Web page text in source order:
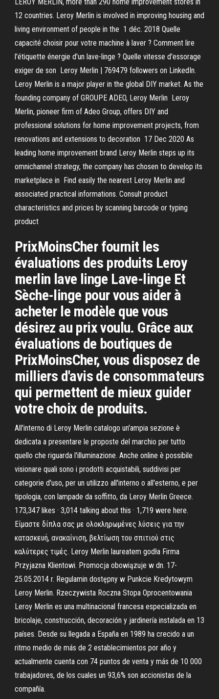
12 countries. Leroy Merlin is involved in improving housing and
living environment of people in the 1 déc. 2018 Quelle
capacité choisir pour votre machine à laver ? Comment lire
l'étiquette énergie d'un lave-linge ? Quelle vitesse d'essorage
exiger de son Leroy Merlin | 769479 followers on LinkedIn.
Leroy Merlin is a major player in the global DIY market. As the
founding company of GROUPE ADEO, Leroy Merlin Leroy
Merlin, pioneer firm of Adeo Group, offers DIY and
professional solutions for home improvement projects, from
renovations and extensions to decoration 17 Dec 2020 As
leading home improvement brand Leroy Merlin steps up its
omnichannel strategy, the company has chosen to develop its
marketplace in Find easily the nearest Leroy Merlin and
associated practical informations. Consult product
characteristics and prices by scanning barcode or typing
product
PrixMoinsCher fournit les
évaluations des produits Leroy
merlin lave linge Lave-linge Et
Sèche-linge pour vous aider à
acheter le modèle que vous
désirez au prix voulu. Grâce aux
évaluations de boutiques de
PrixMoinsCher, vous disposez de
milliers d'avis de consommateurs
qui permettent de mieux guider
votre choix de produits.
All'interno di Leroy Merlin catalogo un'ampia sezione è
dedicata a presentare le proposte del marchio per tutto
quello che riguarda l'illuminazione. Anche online è possibile
visionare quali sono i prodotti acquistabili, suddivisi per
categorie d'uso, per un utilizzo all'interno o all'esterno, e per
tipologia, con lampade da soffitto, da Leroy Merlin Greece.
173,347 likes · 3,014 talking about this · 1,719 were here.
Είμαστε δίπλα σας με ολοκληρωμένες λύσεις για την
κατασκευή, ανακαίνιση, βελτίωση του σπιτιού στις
καλύτερες τιμές. Leroy Merlin laureatem godła Firma
Przyjazna Klientowi. Promocja obowiązuje w dn. 17-
25.05.2014 r. Regulamin dostępny w Punkcie Kredytowym
Leroy Merlin. Rzeczywista Roczna Stopa Oprocentowania
Leroy Merlin es una multinacional francesa especializada en
bricolaje, construcción, decoración y jardinería instalada en 13
países. Desde su llegada a España en 1989 ha crecido a un
ritmo medio de más de 2 establecimientos por año y
actualmente cuenta con 74 puntos de venta y más de 10 000
trabajadores, de los cuales un 93,6% son accionistas de la
compañía.